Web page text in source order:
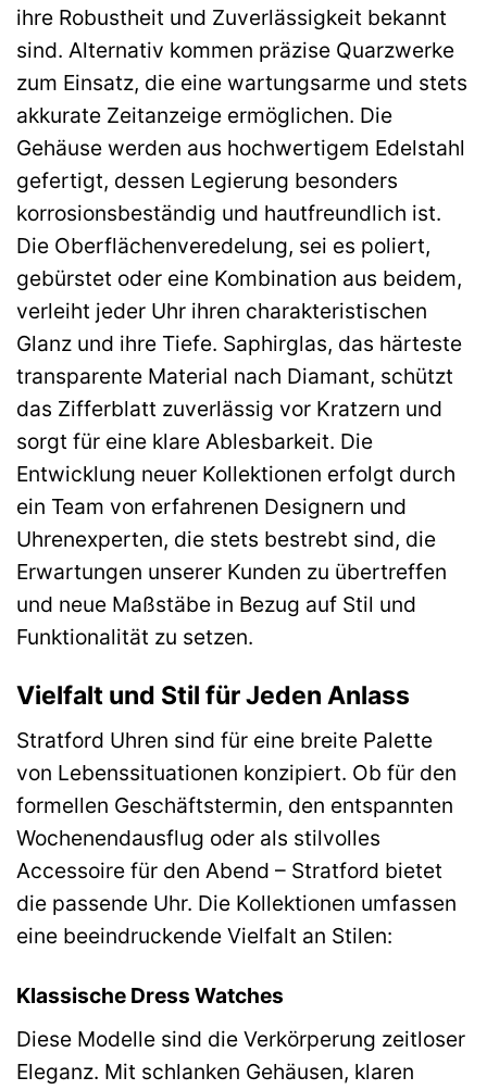
ihre Robustheit und Zuverlässigkeit bekannt
sind. Alternativ kommen präzise Quarzwerke
zum Einsatz, die eine wartungsarme und stets
akkurate Zeitanzeige ermöglichen. Die
Gehäuse werden aus hochwertigem Edelstahl
gefertigt, dessen Legierung besonders
korrosionsbeständig und hautfreundlich ist.
Die Oberflächenveredelung, sei es poliert,
gebürstet oder eine Kombination aus beidem,
verleiht jeder Uhr ihren charakteristischen
Glanz und ihre Tiefe. Saphirglas, das härteste
transparente Material nach Diamant, schützt
das Zifferblatt zuverlässig vor Kratzern und
sorgt für eine klare Ablesbarkeit. Die
Entwicklung neuer Kollektionen erfolgt durch
ein Team von erfahrenen Designern und
Uhrenexperten, die stets bestrebt sind, die
Erwartungen unserer Kunden zu übertreffen
und neue Maßstäbe in Bezug auf Stil und
Funktionalität zu setzen.
Vielfalt und Stil für Jeden Anlass
Stratford Uhren sind für eine breite Palette
von Lebenssituationen konzipiert. Ob für den
formellen Geschäftstermin, den entspannten
Wochenendausflug oder als stilvolles
Accessoire für den Abend – Stratford bietet
die passende Uhr. Die Kollektionen umfassen
eine beeindruckende Vielfalt an Stilen:
Klassische Dress Watches
Diese Modelle sind die Verkörperung zeitloser
Eleganz. Mit schlanken Gehäusen, klaren